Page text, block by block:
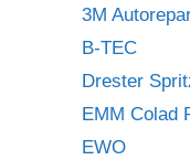
3M
B-TEC
Drester
EMM Colad
EWO